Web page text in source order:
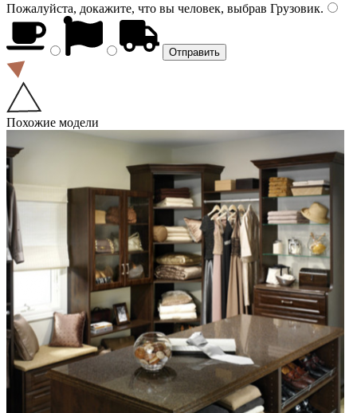
Пожалуйста, докажите, что вы человек, выбрав Грузовик.
Похожие модели